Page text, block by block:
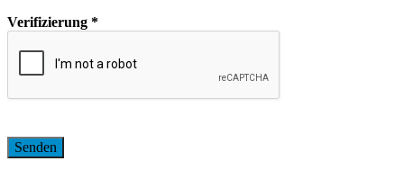
Verifizierung *